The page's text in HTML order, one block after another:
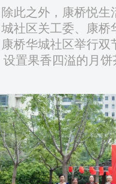
除此之外，康桥悦
城社区关工委、康桥
康桥华城社区举行
设置果香四溢的月